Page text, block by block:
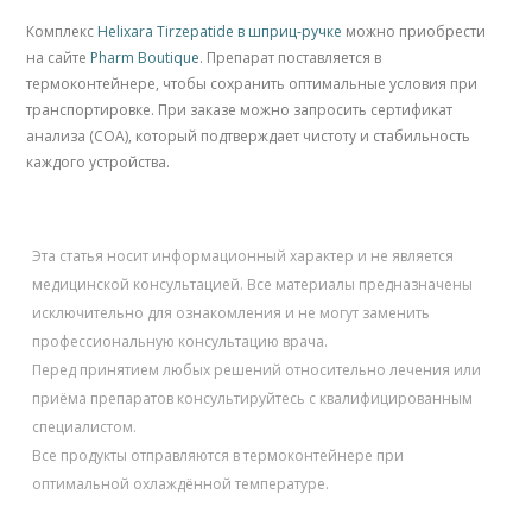
Комплекс Helixara Tirzepatide в шприц-ручке можно приобрести
на сайте Pharm Boutique. Препарат поставляется в
термоконтейнере, чтобы сохранить оптимальные условия при
транспортировке. При заказе можно запросить сертификат
анализа (COA), который подтверждает чистоту и стабильность
каждого устройства.
Эта статья носит информационный характер и не является
медицинской консультацией. Все материалы предназначены
исключительно для ознакомления и не могут заменить
профессиональную консультацию врача.
Перед принятием любых решений относительно лечения или
приёма препаратов консультируйтесь с квалифицированным
специалистом.
Все продукты отправляются в термоконтейнере при
оптимальной охлаждённой температуре.